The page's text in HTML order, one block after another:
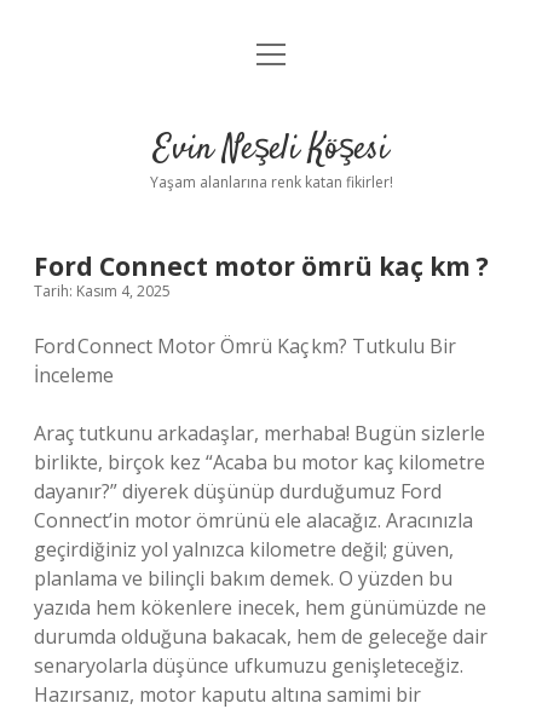
Anasayfa
Yasal Uyarı
menüyü
Evin Neşeli Köşesi
Yaşam alanlarına renk katan fikirler!
Ford Connect motor ömrü kaç km ?
Tarih: Kasım 4, 2025
Ford Connect Motor Ömrü Kaç km? Tutkulu Bir
İnceleme
Araç tutkunu arkadaşlar, merhaba! Bugün sizlerle
birlikte, birçok kez “Acaba bu motor kaç kilometre
dayanır?” diyerek düşünüp durduğumuz Ford
Connect’in motor ömrünü ele alacağız. Aracınızla
geçirdiğiniz yol yalnızca kilometre değil; güven,
planlama ve bilinçli bakım demek. O yüzden bu
yazıda hem kökenlere inecek, hem günümüzde ne
durumda olduğuna bakacak, hem de geleceğe dair
senaryolarla düşünce ufkumuzu genişleteceğiz.
Hazırsanız, motor kaputu altına samimi bir